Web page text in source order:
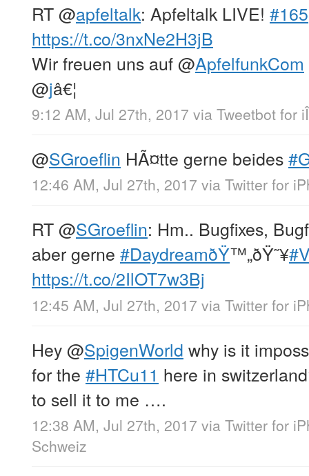
RT@apfeltalk: Apfeltalk LIVE! #165
https://t.co/3nxNe2H3jB
Wir freuen uns auf@ApfelfunkCom
@jâ€¦
9:12 AM, Jul 27th, 2017 via Tweetbot for
@SGroeflin HÃ¤tte gerne beides
12:46 AM, Jul 27th, 2017 via Twitter for
RT@SGroeflin: Hm.. Bugfixes,
aber gerne #DaydreamðŸ™„ðŸ˜¥
https://t.co/2IlOT7w3Bj
12:45 AM, Jul 27th, 2017 via Twitter for
Hey@SpigenWorld why is it
for the #HTCu11 here in
to sell it to me ….
12:38 AM, Jul 27th, 2017 via Twitter for
Schweiz